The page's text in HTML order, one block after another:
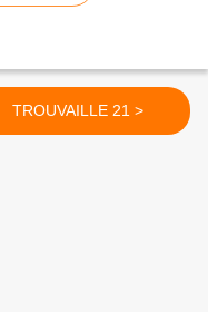
TROUVAILLE 21 >